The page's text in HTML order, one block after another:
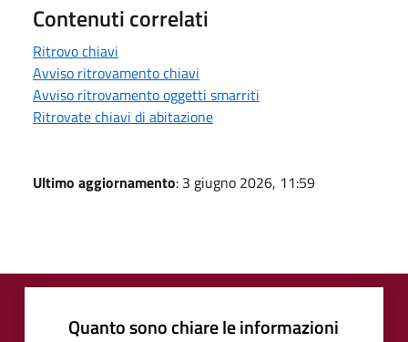
Contenuti correlati
Ritrovo chiavi
Avviso ritrovamento chiavi
Avviso ritrovamento oggetti smarriti
Ritrovate chiavi di abitazione
Ultimo aggiornamento: 3 giugno 2026, 11:59
Quanto sono chiare le informazioni